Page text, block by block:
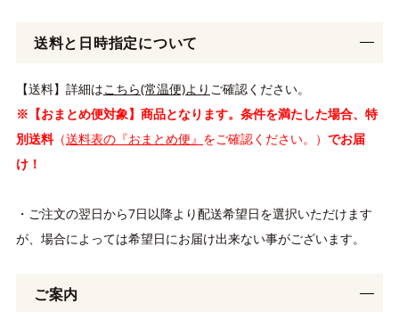
送料と日時指定について
【送料】詳細はこちら(常温便)より ご確認ください。
※【おまとめ便対象】商品となります。条件を満たした場合、特
別送料（送料表の『おまとめ便』 をご確認ください。） でお届
け！
・ご注文の翌日から7日以降より配送希望日を選択いただけます
が、場合によっては希望日にお届け出来ない事がございます。
ご案内